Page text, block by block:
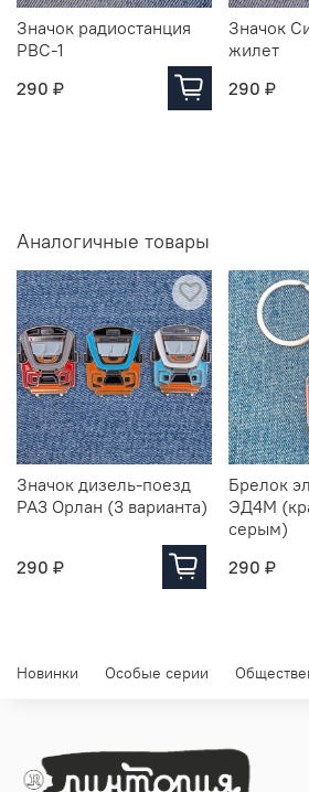
Значок радиостанция
РВС-1
290 ₽
Значок
жилет
290 ₽
Аналогичные товары
Значок дизель-поезд
РА3 Орлан (3 варианта)
290 ₽
Брелок
ЭД4М
серым)
290 ₽
Новинки Особые серии